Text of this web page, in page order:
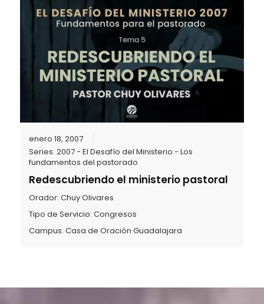
enero 18, 2007
Series:2007 - El Desafío del Ministerio - Los
fundamentos del pastorado
Redescubriendo el ministerio pastoral
Orador:Chuy Olivares
Tipo de Servicio:Congresos
Campus:Casa de Oración Guadalajara